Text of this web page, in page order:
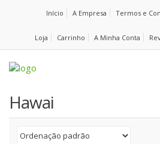
Início A Empresa Termos e
Loja Carrinho A Minha Conta
Hawai